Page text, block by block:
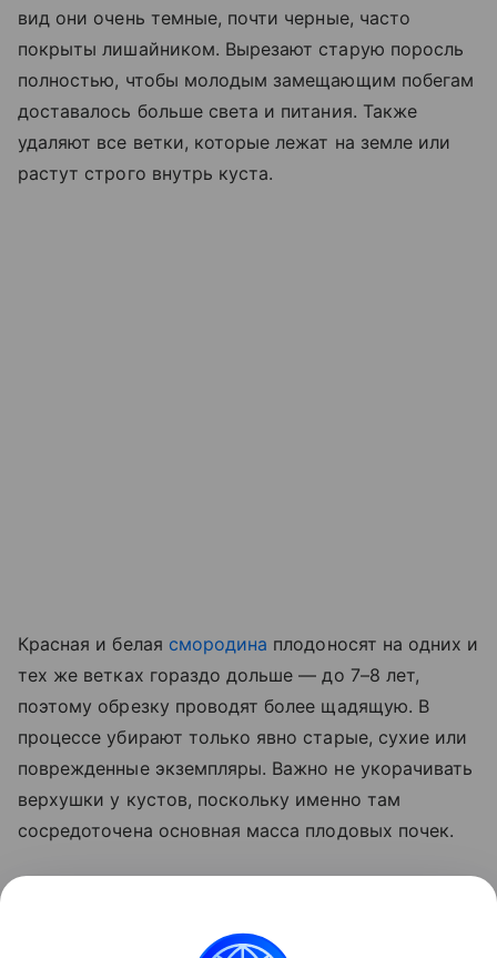
вид они очень темные, почти черные, часто
покрыты лишайником. Вырезают старую поросль
полностью, чтобы молодым замещающим побегам
доставалось больше света и питания. Также
удаляют все ветки, которые лежат на земле или
растут строго внутрь куста.
Красная и белая смородина плодоносят на одних и
тех же ветках гораздо дольше — до 7–8 лет,
поэтому обрезку проводят более щадящую. В
процессе убирают только явно старые, сухие или
поврежденные экземпляры. Важно не укорачивать
верхушки у кустов, поскольку именно там
сосредоточена основная масса плодовых почек.
кустам силы восстановиться и уйти в зиму